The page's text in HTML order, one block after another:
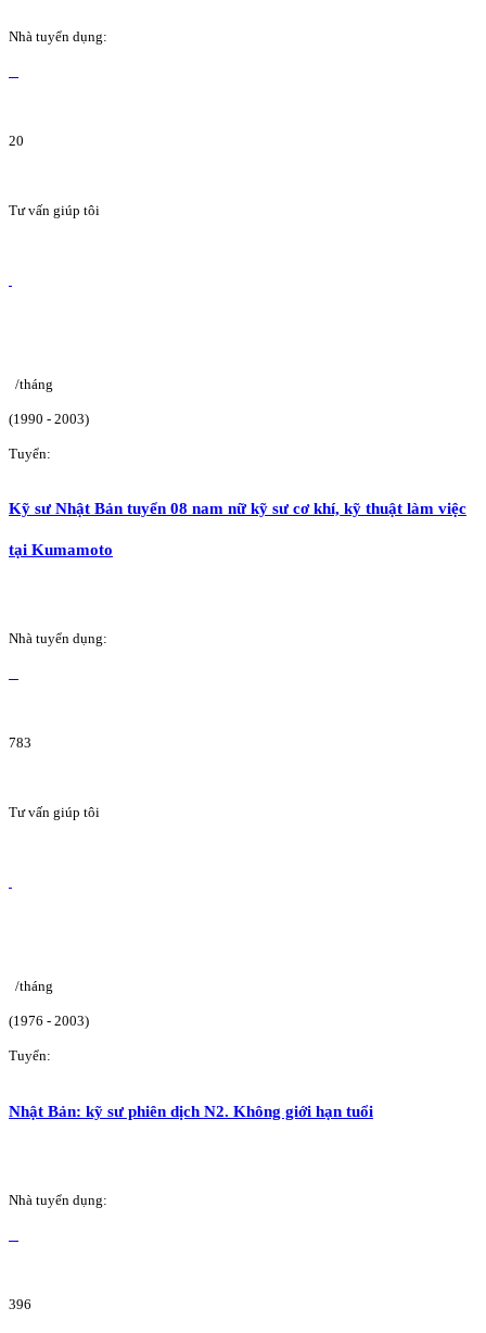
Nhà tuyển dụng:
20
Tư vấn giúp tôi
/tháng
(1990 - 2003)
Tuyển:
Kỹ sư Nhật Bản tuyển 08 nam nữ kỹ sư cơ khí, kỹ thuật làm việc
tại Kumamoto
Nhà tuyển dụng:
783
Tư vấn giúp tôi
/tháng
(1976 - 2003)
Tuyển:
Nhật Bản: kỹ sư phiên dịch N2. Không giới hạn tuổi
Nhà tuyển dụng:
396